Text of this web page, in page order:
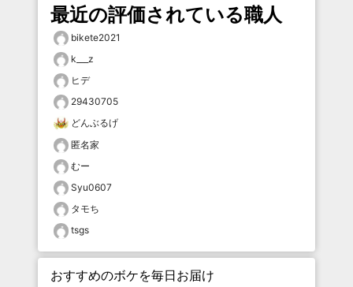
最近の評価されている職人
bikete2021
k___z
ヒデ
29430705
どんぶるげ
匿名家
むー
Syu0607
タモち
tsgs
おすすめのボケを毎日お届け